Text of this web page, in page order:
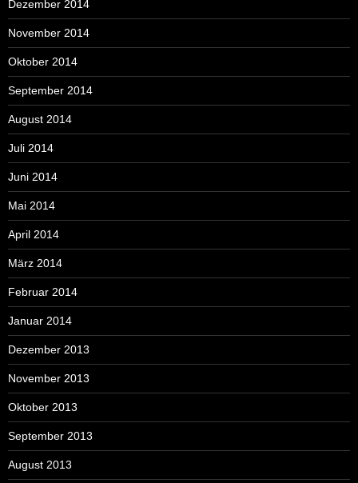
Dezember 2014
November 2014
Oktober 2014
September 2014
August 2014
Juli 2014
Juni 2014
Mai 2014
April 2014
März 2014
Februar 2014
Januar 2014
Dezember 2013
November 2013
Oktober 2013
September 2013
August 2013